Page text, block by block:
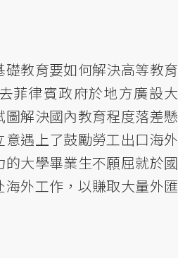
教育要如何解決高等教育
菲律賓政府於地方廣設大
解決國內教育程度落差懸
遇上了鼓勵勞工出口海外
大學畢業生不願屈就於國
外工作，以賺取大量外匯